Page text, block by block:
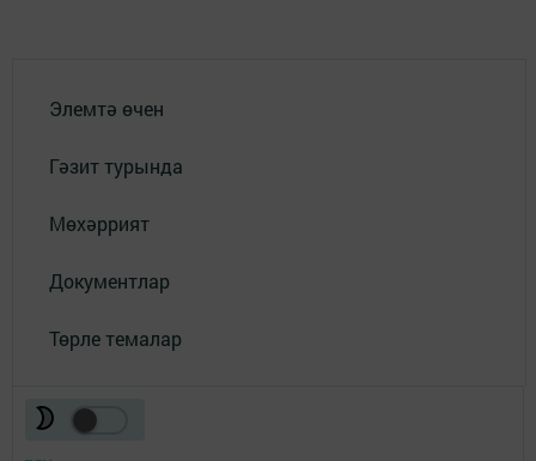
Элемтә өчен
Гәзит турында
Мөхәррият
Документлар
Төрле темалар